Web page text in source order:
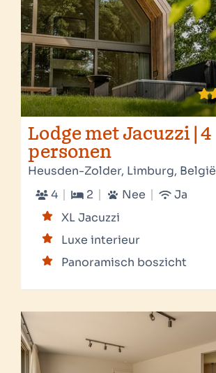
Lodge met Jacuzzi | 4
personen
Heusden-Zolder, Limburg, België
4
2 Nee
Ja
XL Jacuzzi
Luxe interieur
Panoramisch boszicht